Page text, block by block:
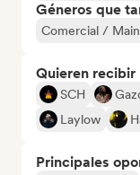
Géneros que
Comercial /
Quieren recibir
SCH
Laylow
Principales